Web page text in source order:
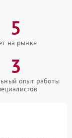
5
на рынке
3
опыт работы